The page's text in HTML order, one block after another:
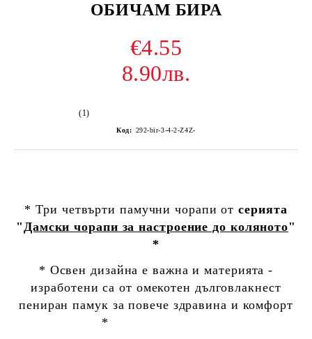
ОБИЧАМ БИРА
€4.55
8.90лв.
(1)
Код: 292-bir-3-4-2-Z4Z-
* Три четвърти памучни чорапи отсерията
"Дамски чорапи за настроение до коляното"
*
* Освен дизайна е важна и материята -
изработени са от омекотен дълговлакнест
пениран памук за повече здравина и комфорт
*